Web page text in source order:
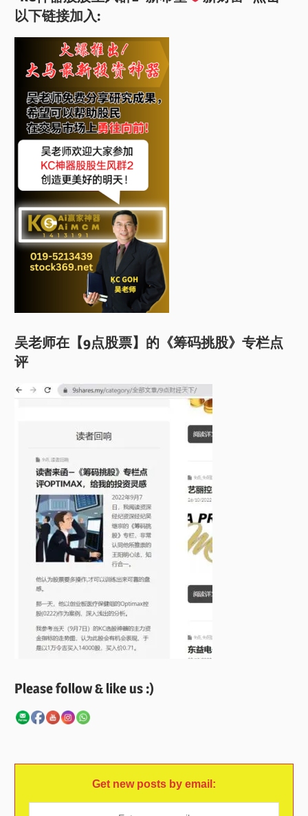
以下链接加入:
吴老师在【9点股票】的《筹码挑股》专栏点
评
Please follow & like us :)
Get new posts by email: